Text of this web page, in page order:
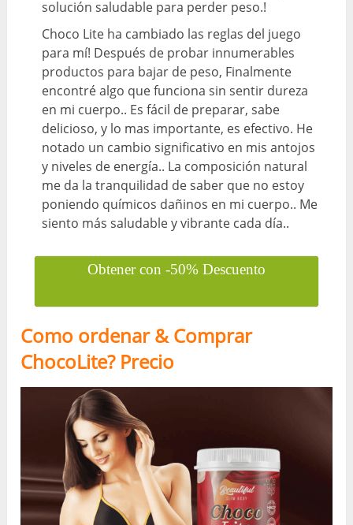
solución saludable para perder peso.!
Choco Lite ha cambiado las reglas del juego
para mí! Después de probar innumerables
productos para bajar de peso, Finalmente
encontré algo que funciona sin sentir dureza
en mi cuerpo.. Es fácil de preparar, sabe
delicioso, y lo mas importante, es efectivo. He
notado un cambio significativo en mis antojos
y niveles de energía.. La composición natural
me da la tranquilidad de saber que no estoy
poniendo químicos dañinos en mi cuerpo.. Me
siento más saludable y vibrante cada día..
Obtener con -50% Descuento
Como ordenar & Comprar
ChocoLite? Precio